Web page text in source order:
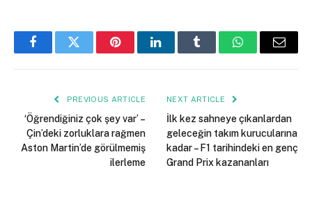
FacebookTwitter PinterestLinkedInTumblr WhatsAppEmail
PREVIOUS ARTICLE
‘Öğrendiğiniz çok şey var’ –
Çin’deki zorluklara rağmen
Aston Martin’de görülmemiş
ilerleme
NEXT ARTICLE
İlk kez sahneye çıkanlardan
geleceğin takım kurucularına
kadar – F1 tarihindeki en genç
Grand Prix kazananları